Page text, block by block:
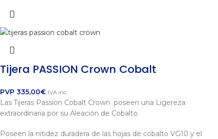
Tijera PASSION Crown Cobalt
PVP 335,00€ IVA inc.
Las Tijeras Passion Cobalt Crown poseen una Ligereza
extraordinaria por su Aleación de Cobalto.
Poseen la nitidez duradera de las hojas de cobalto VG10 y el